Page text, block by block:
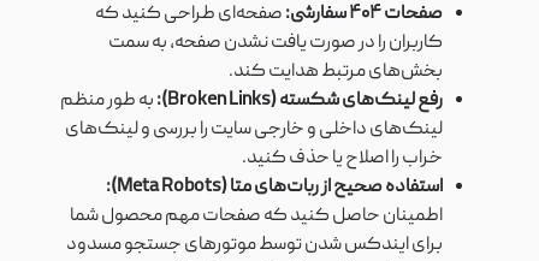
صفحات ۴۰۴ سفارشی:
صفحه‌ای طراحی کنید که
کاربران را در صورت یافت نشدن صفحه، به سمت
بخش‌های مرتبط هدایت کند.
رفع لینک‌های شکسته (Broken Links):
به طور منظم
لینک‌های داخلی و خارجی سایت را بررسی و لینک‌های
خراب را اصلاح یا حذف کنید.
استفاده صحیح از ربات‌های متا (Meta Robots):
اطمینان حاصل کنید که صفحات مهم محصول شما
برای ایندکس شدن توسط موتورهای جستجو مسدود